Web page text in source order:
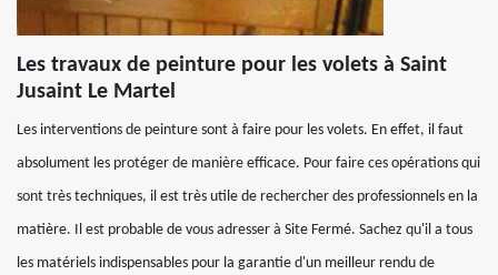
Les travaux de peinture pour les volets à Saint
Jusaint Le Martel
Les interventions de peinture sont à faire pour les volets. En effet, il faut
absolument les protéger de manière efficace. Pour faire ces opérations qui
sont très techniques, il est très utile de rechercher des professionnels en la
matière. Il est probable de vous adresser à Site Fermé. Sachez qu'il a tous
les matériels indispensables pour la garantie d'un meilleur rendu de